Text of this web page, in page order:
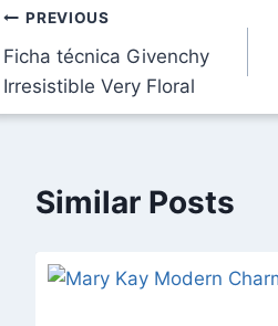
Navegación
de
entradas
PREVIOUS
Ficha técnica Givenchy
Irresistible Very Floral
Similar Posts